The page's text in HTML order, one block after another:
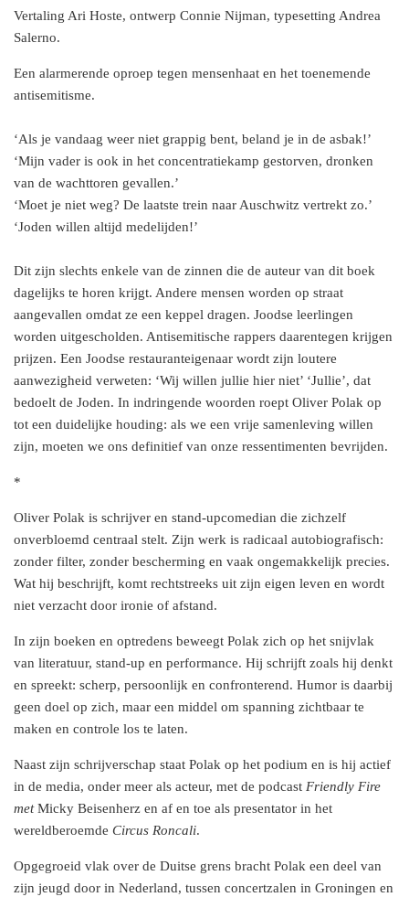
Vertaling Ari Hoste, ontwerp Connie Nijman, typesetting Andrea
Salerno.
Een alarmerende oproep tegen mensenhaat en het toenemende
antisemitisme.
‘Als je vandaag weer niet grappig bent, beland je in de asbak!’
‘Mijn vader is ook in het concentratiekamp gestorven, dronken
van de wachttoren gevallen.’
‘Moet je niet weg? De laatste trein naar Auschwitz vertrekt zo.’
‘Joden willen altijd medelijden!’
Dit zijn slechts enkele van de zinnen die de auteur van dit boek
dagelijks te horen krijgt. Andere mensen worden op straat
aangevallen omdat ze een keppel dragen. Joodse leerlingen
worden uitgescholden. Antisemitische rappers daarentegen krijgen
prijzen. Een Joodse restauranteigenaar wordt zijn loutere
aanwezigheid verweten: ‘Wij willen jullie hier niet’ ‘Jullie’, dat
bedoelt de Joden. In indringende woorden roept Oliver Polak op
tot een duidelijke houding: als we een vrije samenleving willen
zijn, moeten we ons definitief van onze ressentimenten bevrijden.
*
Oliver Polak is schrijver en stand-upcomedian die zichzelf
onverbloemd centraal stelt. Zijn werk is radicaal autobiografisch:
zonder filter, zonder bescherming en vaak ongemakkelijk precies.
Wat hij beschrijft, komt rechtstreeks uit zijn eigen leven en wordt
niet verzacht door ironie of afstand.
In zijn boeken en optredens beweegt Polak zich op het snijvlak
van literatuur, stand-up en performance. Hij schrijft zoals hij denkt
en spreekt: scherp, persoonlijk en confronterend. Humor is daarbij
geen doel op zich, maar een middel om spanning zichtbaar te
maken en controle los te laten.
Naast zijn schrijverschap staat Polak op het podium en is hij actief
in de media, onder meer als acteur, met de podcast Friendly Fire
metMicky Beisenherz en af en toe als presentator in het
wereldberoemde Circus Roncali.
Opgegroeid vlak over de Duitse grens bracht Polak een deel van
zijn jeugd door in Nederland, tussen concertzalen in Groningen en